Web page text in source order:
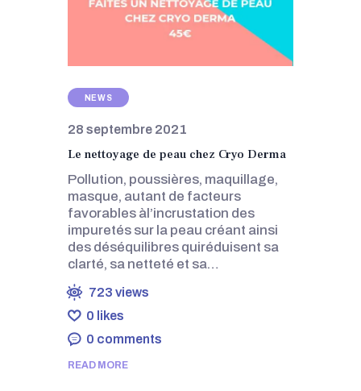
CONTACTS
NEWS
28 septembre 2021
Le nettoyage de peau chez Cryo Derma
Pollution, poussières, maquillage,
masque, autant de facteurs
favorables àl’incrustation des
impuretés sur la peau créant ainsi
des déséquilibres quiréduisent sa
clarté, sa netteté et sa…
723 views
0 likes
0 comments
READ MORE